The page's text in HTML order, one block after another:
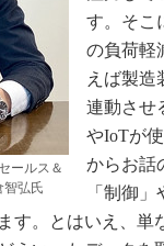
ールス＆
智弘氏
す。そこ
の負荷軽
えば製造
連動させ
やIoTが
からお話
「制御
す。とはいえ、単